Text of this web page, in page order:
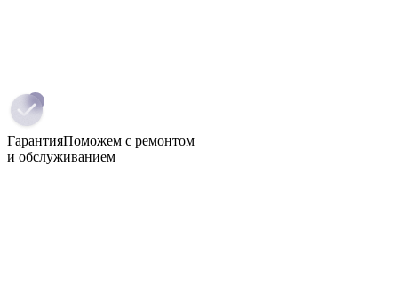
ГарантияПоможем с ремонтом
и обслуживанием